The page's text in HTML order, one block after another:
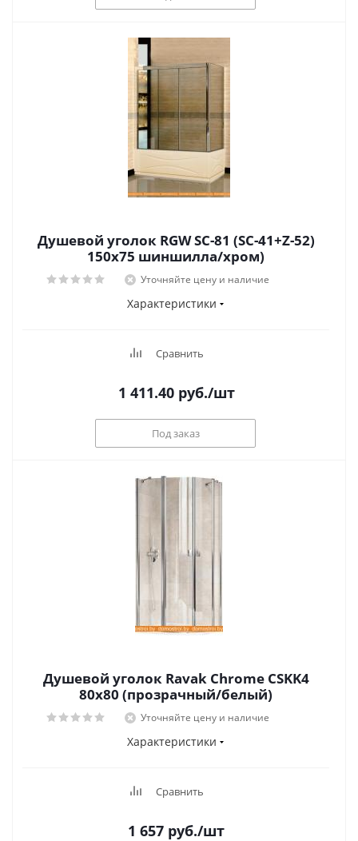
Душевой уголок RGW SC-81 (SC-41+Z-52)
150x75 шиншилла/хром)
Уточняйте цену и наличие
Характеристики
Сравнить
1 411.40руб./шт
Под заказ
Душевой уголок Ravak Chrome CSKK4
80x80 (прозрачный/белый)
Уточняйте цену и наличие
Характеристики
Сравнить
1 657 руб./шт